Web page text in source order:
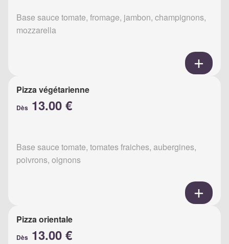
Base sauce tomate, fromage, jambon, champignons,
mozzarella
Pizza végétarienne
Dès 13.00 €
Base sauce tomate, tomates fraiches, aubergines,
poivrons, oignons
Pizza orientale
Dès 13.00 €